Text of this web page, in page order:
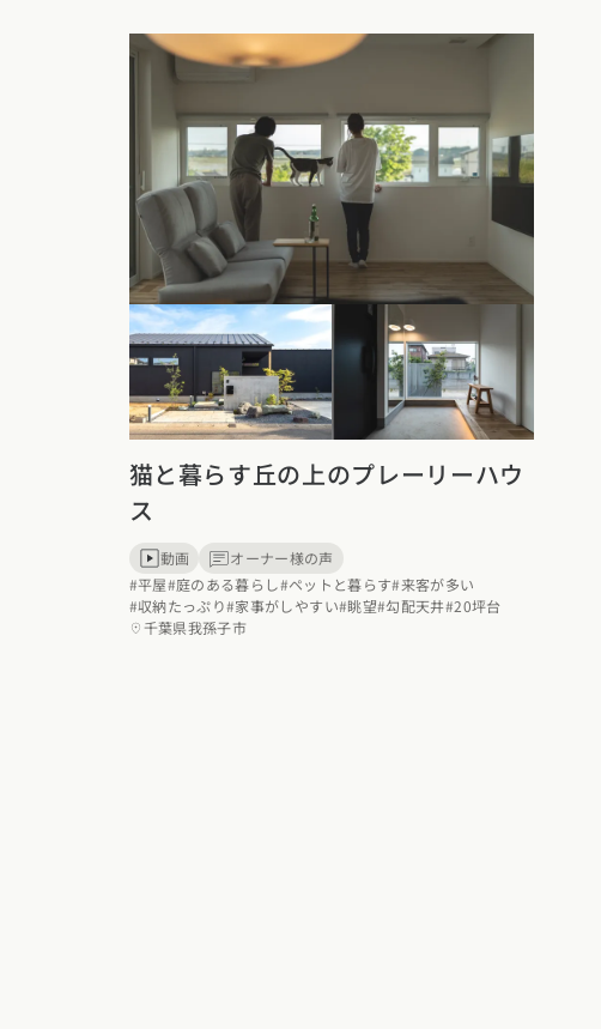
猫と暮らす丘の上のプレーリーハウ
ス
動画
オーナー様の声
#平屋#庭のある暮らし#ペットと暮らす#来客が多い
#収納たっぷり#家事がしやすい#眺望#勾配天井#20坪台
千葉県我孫子市